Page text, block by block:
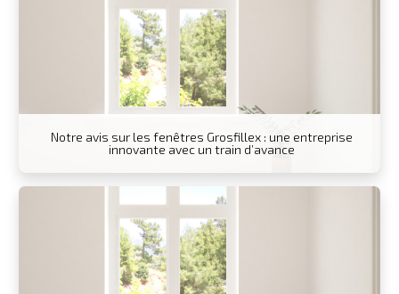
Notre avis sur les fenêtres Grosfillex : une entreprise
innovante avec un train d’avance